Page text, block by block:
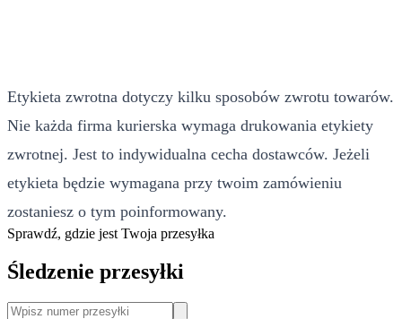
Etykieta zwrotna dotyczy kilku sposobów zwrotu towarów.
Nie każda firma kurierska wymaga drukowania etykiety
zwrotnej. Jest to indywidualna cecha dostawców. Jeżeli
etykieta będzie wymagana przy twoim zamówieniu
zostaniesz o tym poinformowany.
Sprawdź, gdzie jest Twoja przesyłka
Śledzenie przesyłki